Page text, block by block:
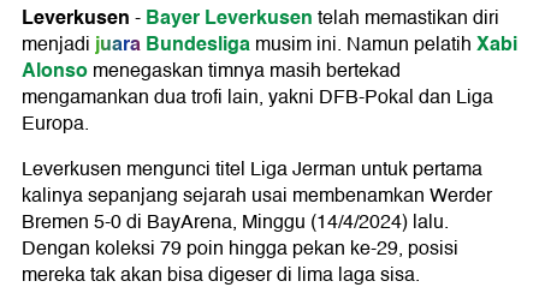
Leverkusen-Bayer Leverkusentelah memastikan diri
menjadijuaraBundesligamusim ini. Namun pelatihXabi
Alonsomenegaskan timnya masih bertekad
mengamankan dua trofi lain, yakni DFB-Pokal dan Liga
Europa.
Leverkusen mengunci titel Liga Jerman untuk pertama
kalinya sepanjang sejarah usai membenamkan Werder
Bremen 5-0 di BayArena, Minggu (14/4/2024) lalu.
Dengan koleksi 79 poin hingga pekan ke-29, posisi
mereka tak akan bisa digeser di lima laga sisa.